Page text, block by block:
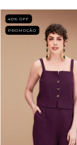
40% OFF
PROMOÇÃO